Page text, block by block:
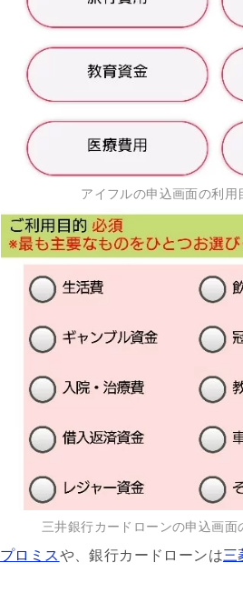
アイフルの申込画面の利用
三井銀行カードローンの申込画面
プロミスや、銀行カードローンは三